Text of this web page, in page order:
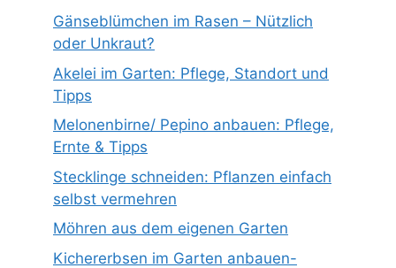
Gänseblümchen im Rasen – Nützlich
oder Unkraut?
Akelei im Garten: Pflege, Standort und
Tipps
Melonenbirne/ Pepino anbauen: Pflege,
Ernte & Tipps
Stecklinge schneiden: Pflanzen einfach
selbst vermehren
Möhren aus dem eigenen Garten
Kichererbsen im Garten anbauen-